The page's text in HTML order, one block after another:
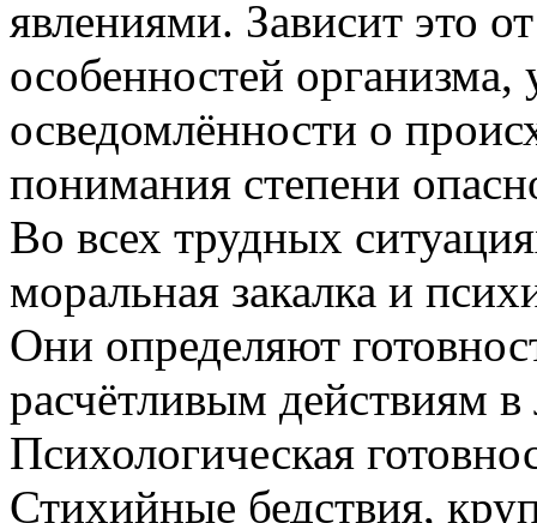
явлениями. Зависит это
особенностей
осведомлённости о
понимания степени
Во всех трудных
моральная закалка и
Они определяют
расчётливым действиям
Психологическая
Стихийные бедствия,